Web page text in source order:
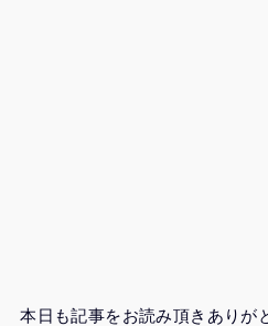
本日も記事をお読み頂きありが